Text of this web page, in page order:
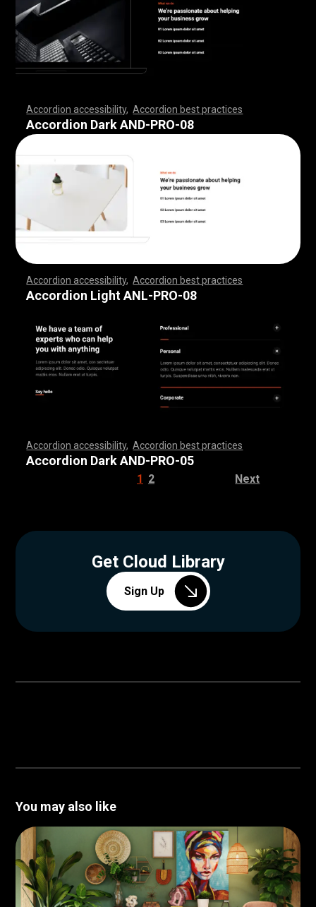
Accordion accessibility ,Accordion best practices
,,,,,,,,,,,,,,,,,,,,,,,, ,,,,,,,,,,,,,,,,,,,,,,,,,,,
,,,,,,,,,,,,,,,,,,,,,,,, ,,
Accordion Dark AND-PRO-08
Accordion accessibility ,Accordion best practices
,,,,,,,,,,,,,,,,,,,,,,,, ,,,,,,,,,,,,,,,,,,,,,,,,,,,
,,,,,,,,,,,,,,,,,,,,,,,, ,,
Accordion Light ANL-PRO-08
Accordion accessibility ,Accordion best practices
,,,,,,,,,,,,,,,,,,,,,,,, ,,,,,,,,,,,,,,,,,,,,,,,,,,,
,,,,,,,,,,,,,,,,,,,,,,,, ,,
Accordion Dark AND-PRO-05
1 2 Next
Get Cloud Library
Sign Up
You may also like